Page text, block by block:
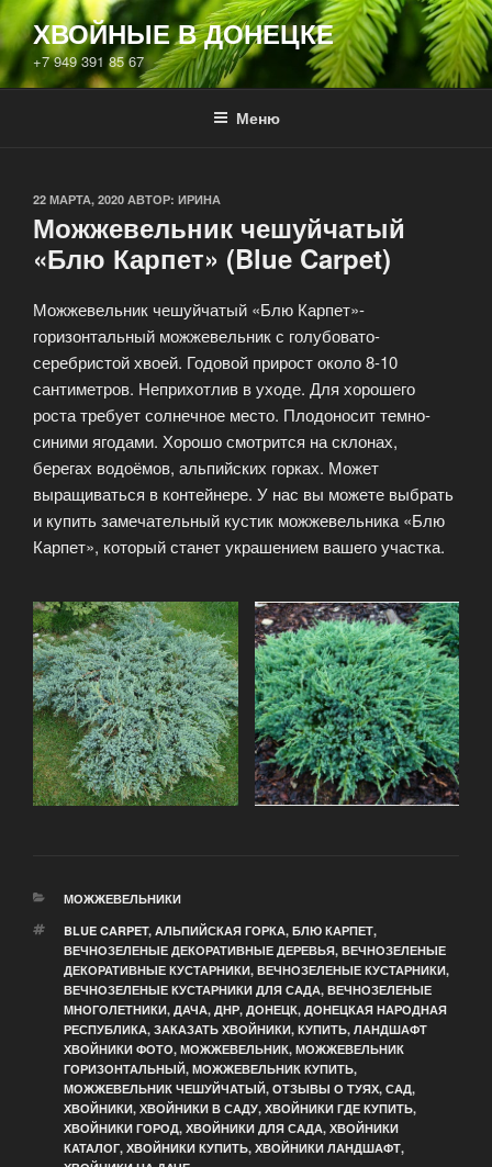
Перейти
к
содержимому
ХВОЙНЫЕ В ДОНЕЦКЕ
+7 949 391 85 67
Меню
ОПУБЛИКОВАНО
22 МАРТА, 2020 АВТОР: ИРИНА
Можжевельник чешуйчатый
«Блю Карпет» (Blue Carpet)
Можжевельник чешуйчатый «Блю Карпет»-
горизонтальный можжевельник с голубовато-
серебристой хвоей. Годовой прирост около 8-10
сантиметров. Неприхотлив в уходе. Для хорошего
роста требует солнечное место. Плодоносит темно-
синими ягодами. Хорошо смотрится на склонах,
берегах водоёмов, альпийских горках. Может
выращиваться в контейнере. У нас вы можете выбрать
и купить замечательный кустик можжевельника «Блю
Карпет», который станет украшением вашего участка.
РУБРИКИ
МОЖЖЕВЕЛЬНИКИ
МЕТКИ
BLUE CARPET, АЛЬПИЙСКАЯ ГОРКА, БЛЮ КАРПЕТ,
ВЕЧНОЗЕЛЕНЫЕ ДЕКОРАТИВНЫЕ ДЕРЕВЬЯ, ВЕЧНОЗЕЛЕНЫЕ
ДЕКОРАТИВНЫЕ КУСТАРНИКИ, ВЕЧНОЗЕЛЕНЫЕ КУСТАРНИКИ,
ВЕЧНОЗЕЛЕНЫЕ КУСТАРНИКИ ДЛЯ САДА, ВЕЧНОЗЕЛЕНЫЕ
МНОГОЛЕТНИКИ, ДАЧА, ДНР, ДОНЕЦК, ДОНЕЦКАЯ НАРОДНАЯ
РЕСПУБЛИКА, ЗАКАЗАТЬ ХВОЙНИКИ, КУПИТЬ, ЛАНДШАФТ
ХВОЙНИКИ ФОТО, МОЖЖЕВЕЛЬНИК, МОЖЖЕВЕЛЬНИК
ГОРИЗОНТАЛЬНЫЙ, МОЖЖЕВЕЛЬНИК КУПИТЬ,
МОЖЖЕВЕЛЬНИК ЧЕШУЙЧАТЫЙ, ОТЗЫВЫ О ТУЯХ, САД,
ХВОЙНИКИ, ХВОЙНИКИ В САДУ, ХВОЙНИКИ ГДЕ КУПИТЬ,
ХВОЙНИКИ ГОРОД, ХВОЙНИКИ ДЛЯ САДА, ХВОЙНИКИ
КАТАЛОГ, ХВОЙНИКИ КУПИТЬ, ХВОЙНИКИ ЛАНДШАФТ,